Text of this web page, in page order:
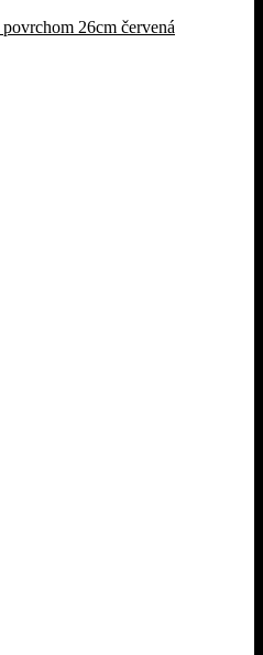
26cm červená